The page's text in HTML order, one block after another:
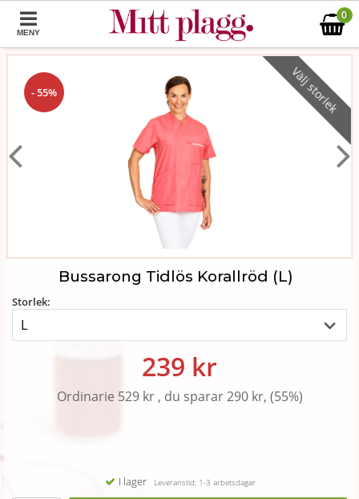
MENY
0
Välj storlek
- 55%
Bussarong Tidlös Korallröd (L)
Storlek:
239 kr
Ordinarie 529 kr , du sparar 290 kr, (55%)
I lager Leveranstid: 1-3 arbetsdagar